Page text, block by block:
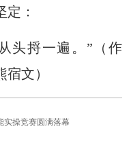
：
头捋一遍。”（作
文）
实操竞赛圆满落幕